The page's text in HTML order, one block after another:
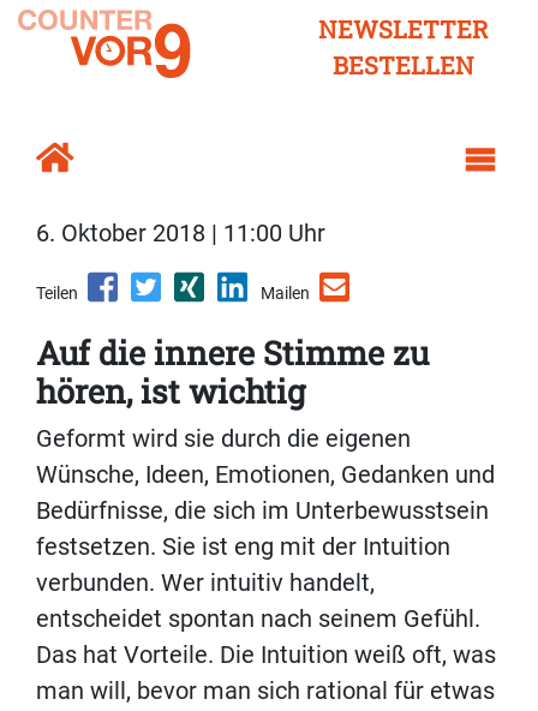
NEWSLETTER
BESTELLEN
6. Oktober 2018 | 11:00 Uhr
Teilen Mailen
Auf die innere Stimme zu
hören, ist wichtig
Geformt wird sie durch die eigenen
Wünsche, Ideen, Emotionen, Gedanken und
Bedürfnisse, die sich im Unterbewusstsein
festsetzen. Sie ist eng mit der Intuition
verbunden. Wer intuitiv handelt,
entscheidet spontan nach seinem Gefühl.
Das hat Vorteile. Die Intuition weiß oft, was
man will, bevor man sich rational für etwas